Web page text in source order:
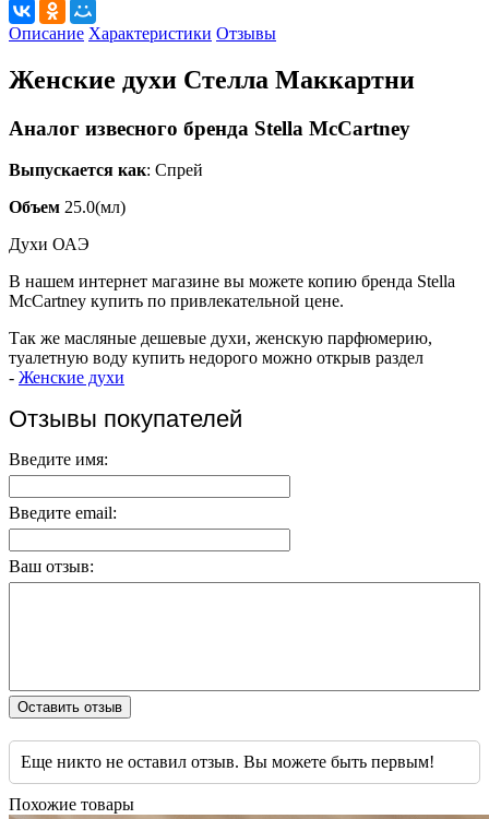
Описание Характеристики Отзывы
Женские духи Стелла Маккартни
Аналог извесного бренда Stella McCartney
Выпускается как: Спрей
Объем 25.0(мл)
Духи ОАЭ
В нашем интернет магазине вы можете копию бренда Stella
McCartney купить по привлекательной цене.
Так же масляные дешевые духи, женскую парфюмерию,
туалетную воду купить недорого можно открыв раздел
- Женские духи
Отзывы покупателей
Введите имя:
Введите email:
Ваш отзыв:
Оставить отзыв
Еще никто не оставил отзыв. Вы можете быть первым!
Похожие товары